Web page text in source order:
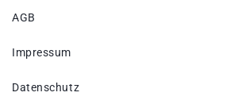
AGB
Impressum
Datenschutz